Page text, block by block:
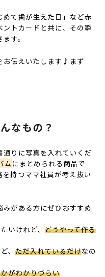
めて歯が生えた日」など赤
トカードと共に、その瞬
す。
お伝えいたします♪まず
なもの？
りに写真を入れていくだ
ム にまとめられる商品で
持つママ社員が考え抜い
がある方にぜひおすすめ
いけれど、 どうやって作る
、 ただ入れているだけなの
がわかりづらい